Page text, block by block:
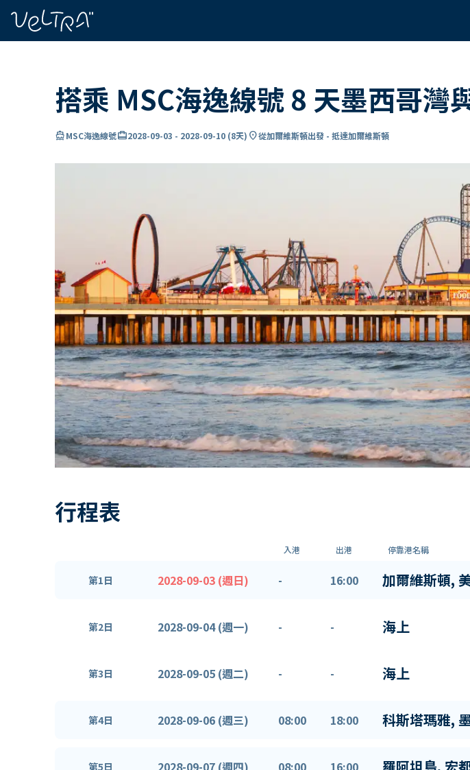
搭乘 MSC海逸線號 8 天墨西哥灣
directions_boatMSC海逸線號card_travel2028-09-03 - 2028-09-10 (8天) location_on從加爾維斯頓出發 - 抵達加爾維斯頓
行程表
入港 出港 停靠港名稱
第1日 2028-09-03 (週日) - 16:00 加爾維斯頓,
第2日 2028-09-04 (週一) - - 海上
第3日 2028-09-05 (週二) - - 海上
第4日 2028-09-06 (週三) 08:00 18:00 科斯塔瑪雅,
第5日 2028-09-07 (週四) 08:00 16:00